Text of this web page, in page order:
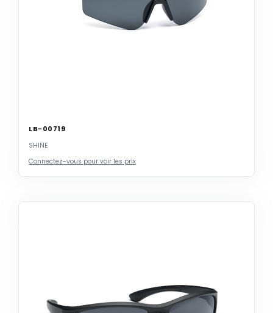
LB-00719
SHINE
Connectez-vous pour voir les prix